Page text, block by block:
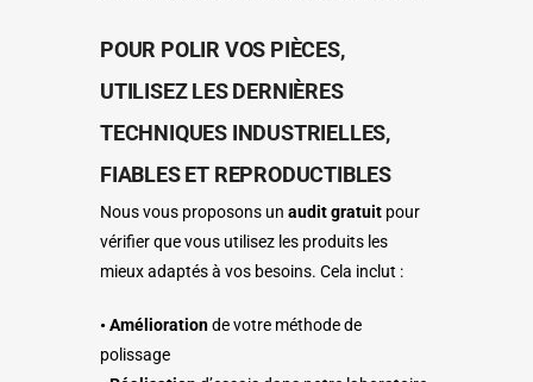
POUR POLIR VOS PIÈCES,
UTILISEZ LES DERNIÈRES
TECHNIQUES INDUSTRIELLES,
FIABLES ET REPRODUCTIBLES
Nous vous proposons un audit gratuit pour
vérifier que vous utilisez les produits les
mieux adaptés à vos besoins. Cela inclut :
• Améliorationde votre méthode de
polissage